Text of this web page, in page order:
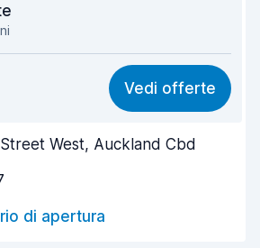
8,9
8,8
Vedi offerte
West, Auckland Cbd
di apertura